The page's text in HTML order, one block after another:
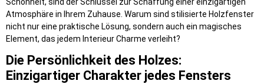
Schönheit, sind der Schlüssel zur Schaffung einer einzigartigen
Atmosphäre in Ihrem Zuhause. Warum sind stilisierte Holzfenster
nicht nur eine praktische Lösung, sondern auch ein magisches
Element, das jedem Interieur Charme verleiht?
Die Persönlichkeit des Holzes:
Einzigartiger Charakter jedes Fensters